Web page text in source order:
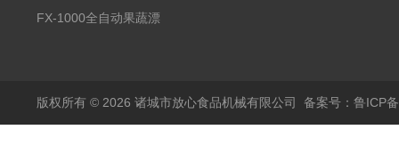
蒸煮漂烫机
FX-1000全自动果蔬漂
版权所有 © 2026 诸城市放心食品机械有限公司 备案号：鲁ICP